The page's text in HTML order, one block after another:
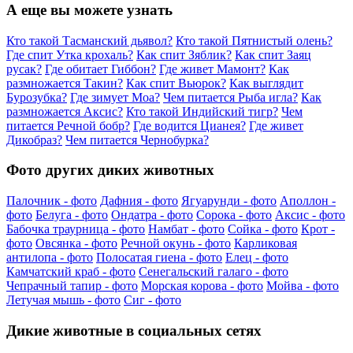
А еще вы можете узнать
Кто такой Тасманский дьявол? Кто такой Пятнистый олень?
Где спит Утка крохаль? Как спит Зяблик? Как спит Заяц
русак? Где обитает Гиббон? Где живет Мамонт? Как
размножается Такин? Как спит Вьюрок? Как выглядит
Бурозубка? Где зимует Моа? Чем питается Рыба игла? Как
размножается Аксис? Кто такой Индийский тигр? Чем
питается Речной бобр? Где водится Цианея? Где живет
Дикобраз? Чем питается Чернобурка?
Фото других диких животных
Палочник - фото Дафния - фото Ягуарунди - фото Аполлон -
фото Белуга - фото Ондатра - фото Сорока - фото Аксис - фото
Бабочка траурница - фото Намбат - фото Сойка - фото Крот -
фото Овсянка - фото Речной окунь - фото Карликовая
антилопа - фото Полосатая гиена - фото Елец - фото
Камчатский краб - фото Сенегальский галаго - фото
Чепрачный тапир - фото Морская корова - фото Мойва - фото
Летучая мышь - фото Сиг - фото
Дикие животные в социальных сетях